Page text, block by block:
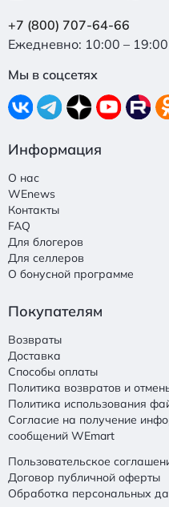
+7 (800) 707-64-66
Ежедневно: 10:00 –
Мы в соцсетях
Информация
О нас
WEnews
Контакты
FAQ
Для блогеров
Для селлеров
О бонусной программе
Покупателям
Возвраты
Доставка
Способы оплаты
Политика возвратов и
Политика использования
Согласие на получение
сообщений WEmart
Пользовательское
Договор публичной оферты
Обработка персональных